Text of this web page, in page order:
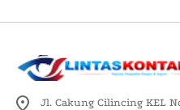
Jl. Cakung Cilincing KEL